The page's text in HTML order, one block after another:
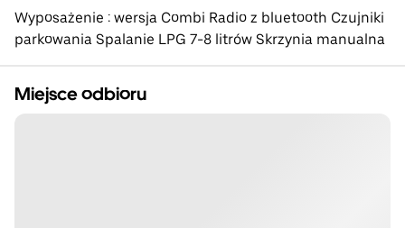
Wyposażenie : wersja Combi Radio z bluetooth Czujniki
parkowania Spalanie LPG 7-8 litrów Skrzynia manualna
Miejsce odbioru